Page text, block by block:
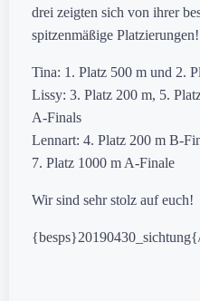
drei zeigten sich von ihrer
spitzenmäßige Platzierungen!
Tina: 1. Platz 500 m und 2.
Lissy: 3. Platz 200 m, 5.
A-Finals
Lennart: 4. Platz 200 m B-
7. Platz 1000 m A-Finale
Wir sind sehr stolz auf euch!